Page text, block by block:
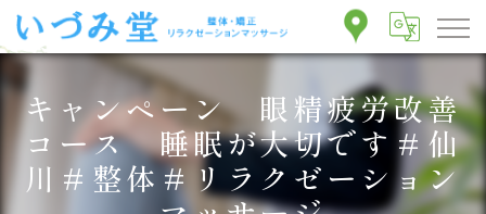
キャンペーン 眼精疲労改善
コース 睡眠が大切です＃仙
川＃整体＃リラクゼーション